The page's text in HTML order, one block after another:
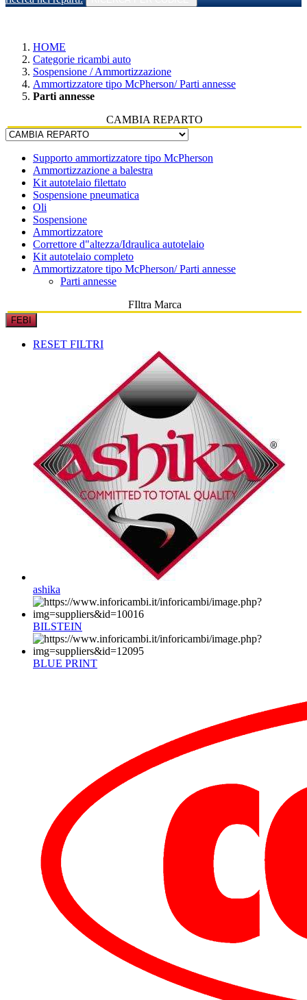
HOME
Categorie ricambi auto
Sospensione / Ammortizzazione
Ammortizzatore tipo McPherson/ Parti annesse
Parti annesse
CAMBIA REPARTO
Supporto ammortizzatore tipo McPherson
Ammortizzazione a balestra
Kit autotelaio filettato
Sospensione pneumatica
Oli
Sospensione
Ammortizzatore
Correttore d"altezza/Idraulica autotelaio
Kit autotelaio completo
Ammortizzatore tipo McPherson/ Parti annesse
Parti annesse
FIltra Marca
FEBI
RESET FILTRI
ashika
BILSTEIN
BLUE PRINT